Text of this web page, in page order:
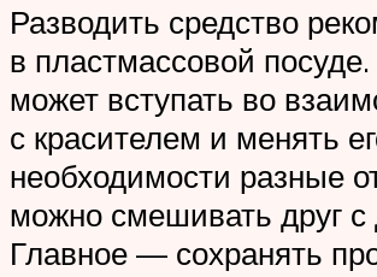
Разводить средство
в пластмассовой
может вступать во
с красителем и менять
необходимости разные
можно смешивать друг с
Главное — сохранять